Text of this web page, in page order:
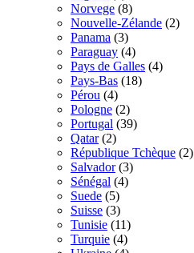
Norvege (8)
Nouvelle-Zélande (2)
Panama (3)
Paraguay (4)
Pays de Galles (4)
Pays-Bas (18)
Pérou (4)
Pologne (2)
Portugal (39)
Qatar (2)
République Tchèque (2)
Salvador (3)
Sénégal (4)
Suede (5)
Suisse (3)
Tunisie (11)
Turquie (4)